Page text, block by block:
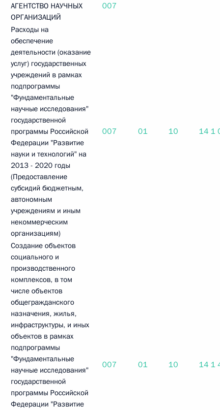
АГЕНТСТВО НАУЧНЫХ
ОРГАНИЗАЦИЙ
007
Расходы на
обеспечение
деятельности (оказание
услуг) государственных
учреждений в рамках
подпрограммы
"Фундаментальные
научные исследования"
государственной
программы Российской
Федерации "Развитие
науки и технологий" на
2013 - 2020 годы
(Предоставление
субсидий бюджетным,
автономным
учреждениям и иным
некоммерческим
организациям)
007 01 10 14 1
Создание объектов
социального и
производственного
комплексов, в том
числе объектов
общегражданского
назначения, жилья,
инфраструктуры, и иных
объектов в рамках
подпрограммы
"Фундаментальные
научные исследования"
государственной
программы Российской
Федерации "Развитие
007 01 10 14 1